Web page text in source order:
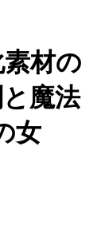
素材の
魔法
女